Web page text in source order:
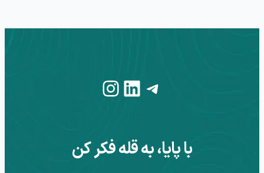
Telegram
LinkedIn
Instagram
با پایا، به قله فکر کن